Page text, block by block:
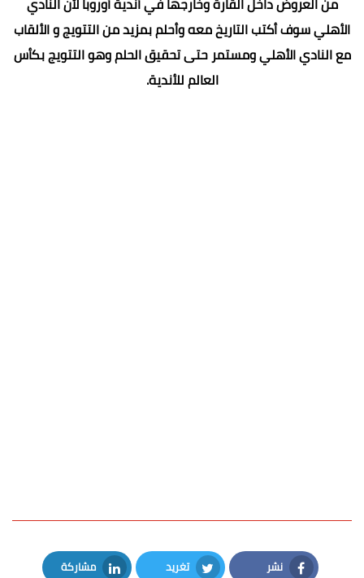
الأهلي سوف أكتب التاريخ معه وأحلم بمزيد من التتويج و الألقاب
مع النادي الأهلي ومستمر حتى تحقيق الحلم وهو التتويج بكأس
العالم للأندية.
نشر تغريد مشاركة